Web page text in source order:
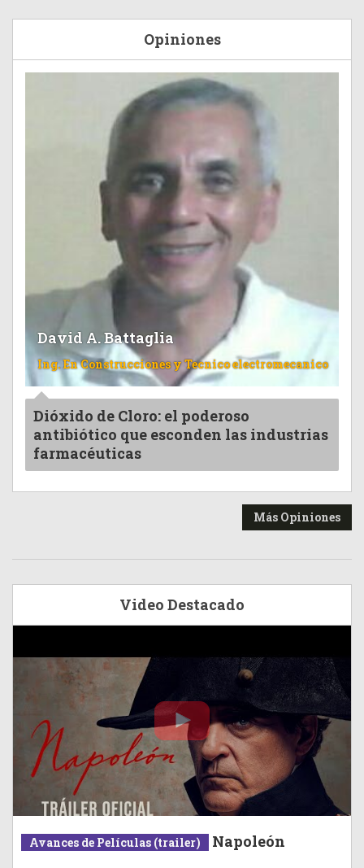
Opiniones
David A. Battaglia
Ing. En Construcciones y Tecnico electromecanico
Dióxido de Cloro: el poderoso
antibiótico que esconden las industrias
farmacéuticas
Más Opiniones
Video Destacado
Avances de Películas (trailer) Napoleón